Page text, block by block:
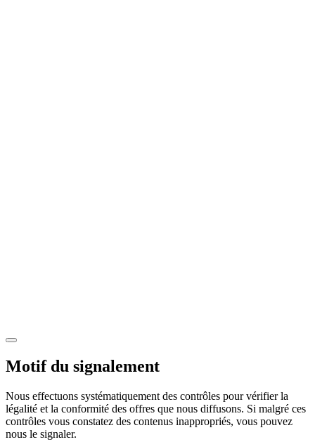
Motif du signalement
Nous effectuons systématiquement des contrôles pour vérifier la
légalité et la conformité des offres que nous diffusons. Si malgré ces
contrôles vous constatez des contenus inappropriés, vous pouvez
nous le signaler.